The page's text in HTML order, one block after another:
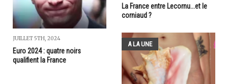
JUILLET 5TH, 2024
Euro 2024 : quatre noirs
qualifient la France
La France entre Lecornu...et le
corniaud ?
A LA UNE